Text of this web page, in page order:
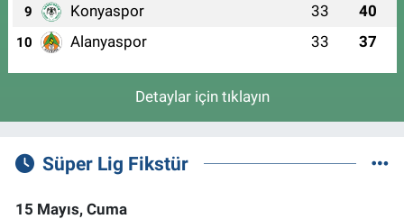
9 Konyaspor 33 40
10 Alanyaspor 33 37
Detaylar için tıklayın
Süper Lig Fikstür
15 Mayıs, Cuma